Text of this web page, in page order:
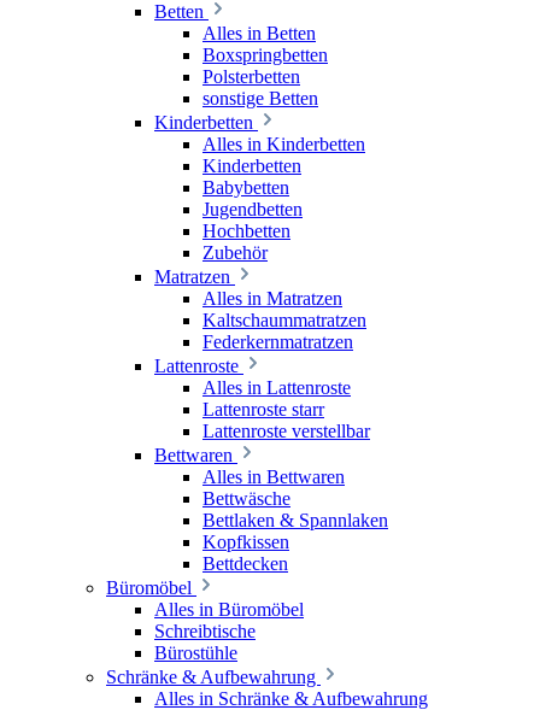
Betten
Alles in Betten
Boxspringbetten
Polsterbetten
sonstige Betten
Kinderbetten
Alles in Kinderbetten
Kinderbetten
Babybetten
Jugendbetten
Hochbetten
Zubehör
Matratzen
Alles in Matratzen
Kaltschaummatratzen
Federkernmatratzen
Lattenroste
Alles in Lattenroste
Lattenroste starr
Lattenroste verstellbar
Bettwaren
Alles in Bettwaren
Bettwäsche
Bettlaken & Spannlaken
Kopfkissen
Bettdecken
Büromöbel
Alles in Büromöbel
Schreibtische
Bürostühle
Schränke & Aufbewahrung
Alles in Schränke & Aufbewahrung